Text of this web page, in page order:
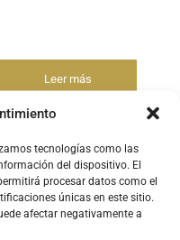
tecnologías como las
del dispositivo. El
procesar datos como el
únicas en este sitio.
afectar negativamente a
Leer más